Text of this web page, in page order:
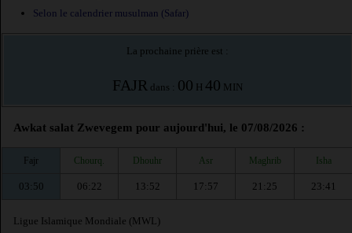
Selon le calendrier musulman (Safar)
La prochaine prière est :
FAJR dans : 00 H 40 MIN
Awkat salat Zwevegem pour aujourd'hui, le 07/08/2026 :
Fajr Chourq. Dhouhr Asr Maghrib Isha
03:50 06:22 13:52 17:57 21:25 23:41
Ligue Islamique Mondiale (MWL)